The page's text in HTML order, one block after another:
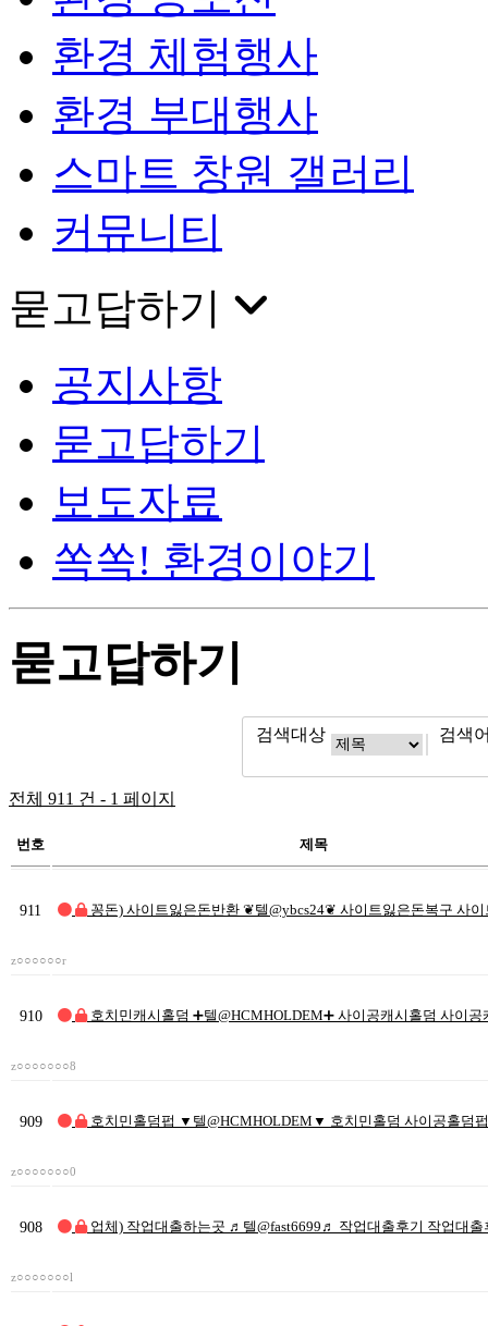
환경 체험행사
환경 부대행사
스마트 창원 갤러리
커뮤니티
묻고답하기
공지사항
묻고답하기
보도자료
쏙쏙! 환경이야기
묻고답하기
검색대상 검색
전체 911 건 - 1 페이지
번호 제목
911 꽁돈) 사이트잃은돈반환 ❦텔@ybcs24❦ 사이트잃은돈복구 사
z○○○○○○r
910 호치민캐시홀덤 ➕텔@HCMHOLDEM➕ 사이공캐시홀덤 사이공
z○○○○○○○8
909 호치민홀덤펍 ▼텔@HCMHOLDEM▼ 호치민홀덤 사이공홀덤펍
z○○○○○○○0
908 업체) 작업대출하는곳 ♬텔@fast6699♬ 작업대출후기 작업대출
z○○○○○○○l